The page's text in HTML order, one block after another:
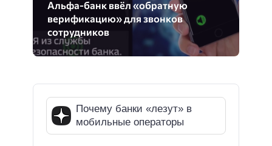
Альфа-банк ввёл «обратную
верификацию» для звонков
сотрудников
Почему банки «лезут» в
мобильные операторы